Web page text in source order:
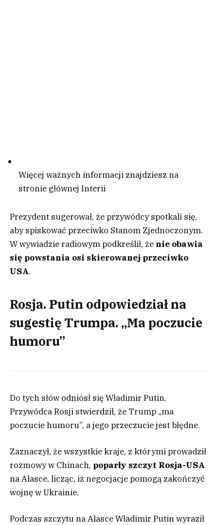
Więcej ważnych informacji znajdziesz na
stronie głównej Interii
Prezydent sugerował, że przywódcy spotkali się,
aby spiskować przeciwko Stanom Zjednoczonym.
W wywiadzie radiowym podkreślił, że nie obawia
się powstania osi skierowanej przeciwko
USA.
Rosja. Putin odpowiedział na
sugestię Trumpa. „Ma poczucie
humoru”
Do tych słów odniósł się Władimir Putin.
Przywódca Rosji stwierdził, że Trump „ma
poczucie humoru”, a jego przeczucie jest błędne.
Zaznaczył, że wszystkie kraje, z którymi prowadził
rozmowy w Chinach, poparły szczyt Rosja-USA
na Alasce, licząc, iż negocjacje pomogą zakończyć
wojnę w Ukrainie.
Podczas szczytu na Alasce Władimir Putin wyraził